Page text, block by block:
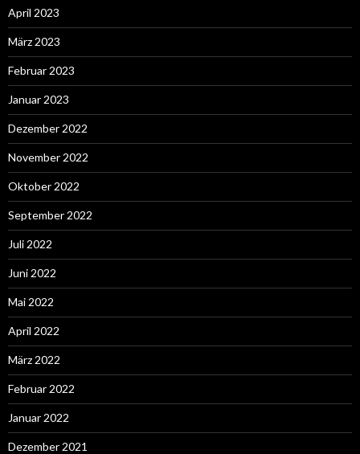
April 2023
März 2023
Februar 2023
Januar 2023
Dezember 2022
November 2022
Oktober 2022
September 2022
Juli 2022
Juni 2022
Mai 2022
April 2022
März 2022
Februar 2022
Januar 2022
Dezember 2021